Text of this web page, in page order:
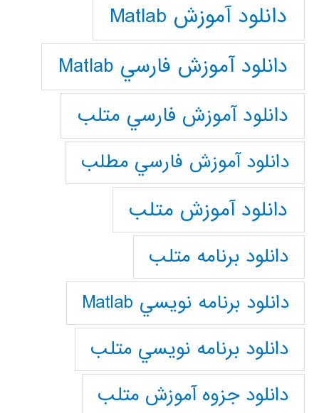
دانلود آموزش Matlab
دانلود آموزش فارسي Matlab
دانلود آموزش فارسي متلب
دانلود آموزش فارسي مطلب
دانلود آموزش متلب
دانلود برنامه متلب
دانلود برنامه نويسي Matlab
دانلود برنامه نويسي متلب
دانلود جزوه آموزش متلب